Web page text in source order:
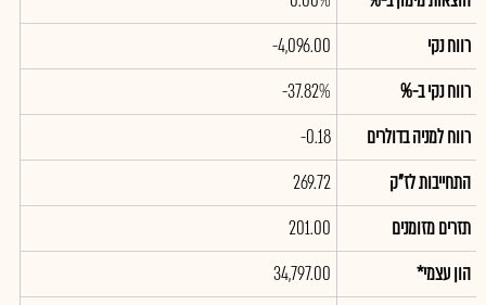
רווח נקי
-4,096.00
רווח נקי ב-%
-37.82%
רווח למניה בדולרים
-0.18
התחייבות לז"ק
269.72
תזרים מזומנים
201.00
הון עצמי*
34,797.00